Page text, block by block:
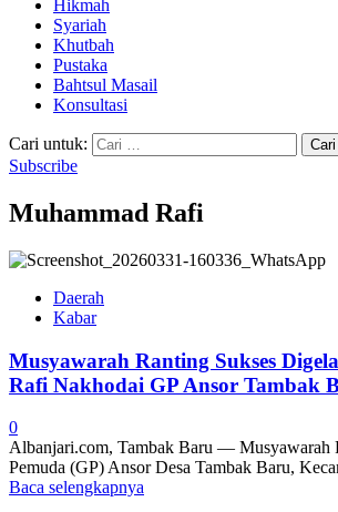
Hikmah
Syariah
Khutbah
Pustaka
Bahtsul Masail
Konsultasi
Cari untuk:
Subscribe
Muhammad Rafi
Daerah
Kabar
Musyawarah Ranting Sukses
Rafi Nakhodai GP Ansor Tambak
0
Albanjari.com, Tambak Baru — Musyawarah
Pemuda (GP) Ansor Desa Tambak Baru,
Baca selengkapnya